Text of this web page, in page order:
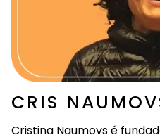
CRIS
Cristina Naumovs é